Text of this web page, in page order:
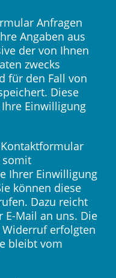
Anfragen
Angaben aus
der von Ihnen
zwecks
für den Fall von
Diese
Einwilligung
somit
Ihrer Einwilligung
können diese
Dazu reicht
Mail an uns. Die
erfolgten
bleibt vom